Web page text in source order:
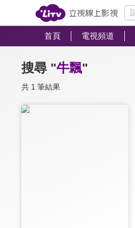
首頁 電視頻道
搜尋 "牛飄"
共 1 筆結果